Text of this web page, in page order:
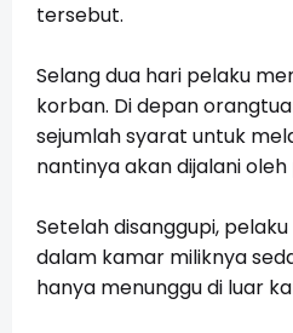
tersebut.
Selang dua hari pelaku
korban. Di depan
sejumlah syarat untuk
nantinya akan dijalani oleh
Setelah disanggupi,
dalam kamar miliknya
hanya menunggu di luar